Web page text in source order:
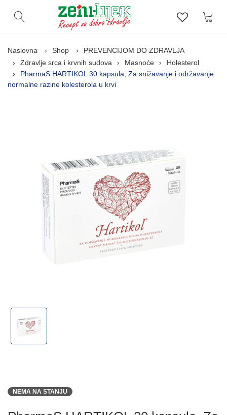
Otvori pretragu Lista
Naslovna Shop
PREVENCIJOM DO ZDRAVLJA
Zdravlje srca i krvnih sudova
Masnoće
Holesterol
PharmaS HARTIKOL 30 kapsula, Za snižavanje i održavanje
normalne razine kolesterola u krvi
NEMA NA STANJU